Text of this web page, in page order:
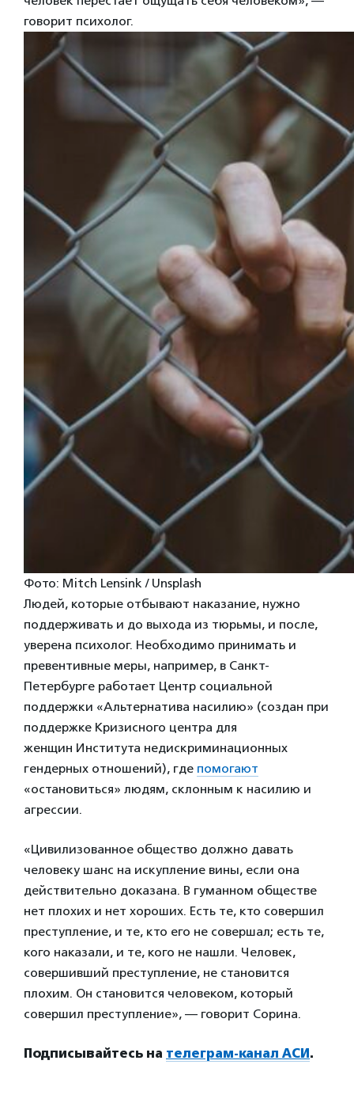
говорит психолог.
Фото: Mitch Lensink / Unsplash
Людей, которые отбывают наказание, нужно
поддерживать и до выхода из тюрьмы, и после,
уверена психолог. Необходимо принимать и
превентивные меры, например, в Санкт-
Петербурге работает Центр социальной
поддержки «Альтернатива насилию» (создан при
поддержке Кризисного центра для
женщин Института недискриминационных
гендерных отношений), где помогают
«остановиться» людям, склонным к насилию и
агрессии.
«Цивилизованное общество должно давать
человеку шанс на искупление вины, если она
действительно доказана. В гуманном обществе
нет плохих и нет хороших. Есть те, кто совершил
преступление, и те, кто его не совершал; есть те,
кого наказали, и те, кого не нашли. Человек,
совершивший преступление, не становится
плохим. Он становится человеком, который
совершил преступление», — говорит Сорина.
Подписывайтесь на телеграм-канал АСИ.